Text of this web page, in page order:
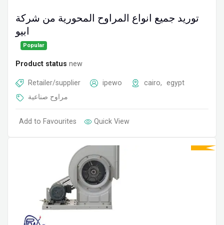
توريد جميع انواع المراوح المحورية من شركة
ابيو
Popular
Product status new
Retailer/supplier ipewo cairo,
egypt
مراوح صناعية
Add to Favourites Quick View